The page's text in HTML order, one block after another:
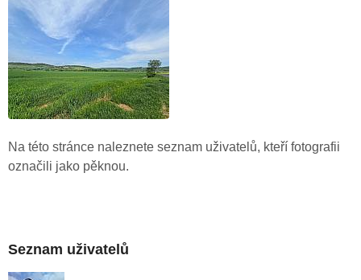
Na této stránce naleznete seznam uživatelů, kteří fotografii
označili jako pěknou.
Seznam uživatelů